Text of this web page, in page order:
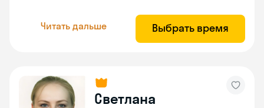
Читать дальше Выбрать время
Светлана